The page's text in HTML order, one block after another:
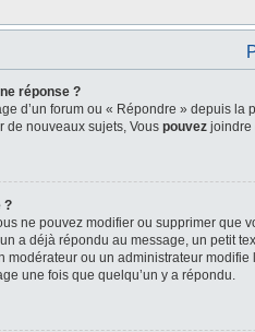
réponse ?
d’un forum ou « Répondre » depuis
de nouveaux sujets, Vous pouvez joindre
?
ne pouvez modifier ou supprimer
a déjà répondu au message, un petit
modérateur ou un administrateur
une fois que quelqu’un y a répondu.